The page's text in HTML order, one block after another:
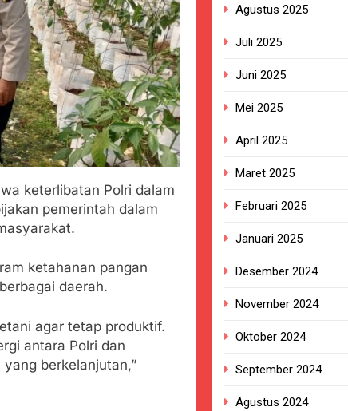
Royong di Desa Sukakersa
Polisi Pastikan Penanganan Berjalan Sesuai
Evakuasi KM Mutiara Sentosa 2 di Pelabuhan
Dugaan Kedekatan Kepala KUA Pabuaran dengan
Bersama Mitra Pendidikan di Kabupaten Sukabumi
Temui Warga Desa Paseraman yang Lumpuh dan
Non Rawa dan PJIT 2026, Dukung Ketersediaan Air
keterlibatan Polri dalam
pemerintah dalam
ketahanan pangan
daerah.
agar tetap produktif.
antara Polri dan
berkelanjutan,”
Agustus 2025
Juli 2025
Juni 2025
Mei 2025
April 2025
Maret 2025
Februari 2025
Januari 2025
Desember 2024
November 2024
Oktober 2024
September 2024
Agustus 2024